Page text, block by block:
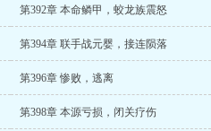
第392章 本命鳞甲，蛟龙族震怒
第394章 联手战元婴，接连陨落
第396章 惨败，逃离
第398章 本源亏损，闭关疗伤